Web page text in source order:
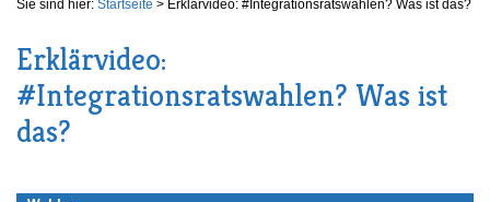
Sie sind hier: Startseite > Erklärvideo: #Integrationsratswahlen? Was ist das?
Erklärvideo:
#Integrationsratswahlen? Was ist
das?